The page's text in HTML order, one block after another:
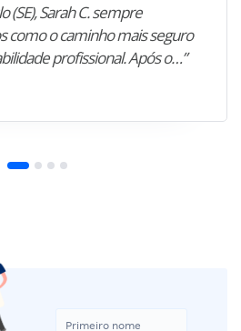
(SE), Sarah C. sempre
como o caminho mais seguro
profissional. Após o…”